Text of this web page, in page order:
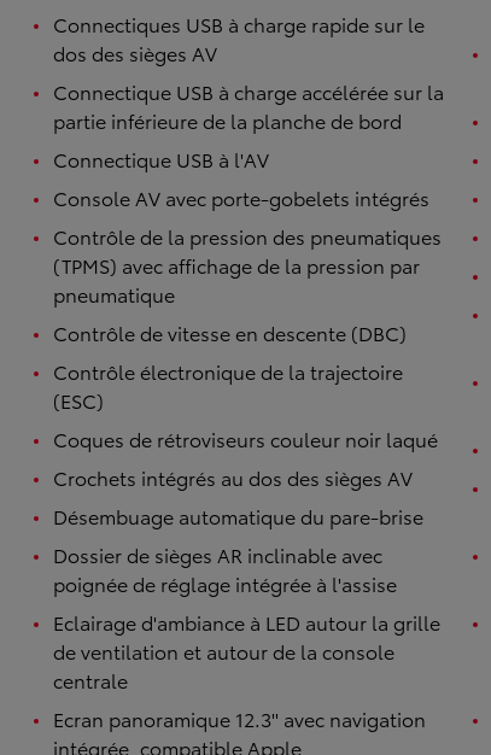
TOYOTA C-HR
HYBRIDE OU HYBRIDE RECHARGEABLE
Connectiques USB à charge rapide sur le
dos des sièges AV
Connectique USB à charge accélérée sur la
partie inférieure de la planche de bord
Connectique USB à l'AV
Console AV avec porte-gobelets intégrés
Contrôle de la pression des pneumatiques
(TPMS) avec affichage de la pression par
pneumatique
Contrôle de vitesse en descente (DBC)
Contrôle électronique de la trajectoire
(ESC)
Coques de rétroviseurs couleur noir laqué
Crochets intégrés au dos des sièges AV
Désembuage automatique du pare-brise
Dossier de sièges AR inclinable avec
poignée de réglage intégrée à l'assise
Eclairage d'ambiance à LED autour la grille
de ventilation et autour de la console
centrale
Ecran panoramique 12.3'' avec navigation
intégrée, compatible Apple